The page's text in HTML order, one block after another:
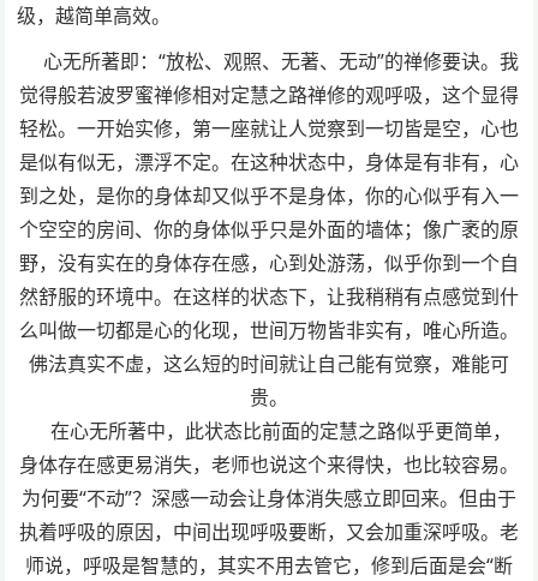
级，越简单高效。
心无所著即：“放松、观照、无著、无动”的禅修要诀。我
觉得般若波罗蜜禅修相对定慧之路禅修的观呼吸，这个显得
轻松。一开始实修，第一座就让人觉察到一切皆是空，心也
是似有似无，漂浮不定。在这种状态中，身体是有非有，心
到之处，是你的身体却又似乎不是身体，你的心似乎有入一
个空空的房间、你的身体似乎只是外面的墙体；像广袤的原
野，没有实在的身体存在感，心到处游荡，似乎你到一个自
然舒服的环境中。在这样的状态下，让我稍稍有点感觉到什
么叫做一切都是心的化现，世间万物皆非实有，唯心所造。
佛法真实不虚，这么短的时间就让自己能有觉察，难能可
贵。
在心无所著中，此状态比前面的定慧之路似乎更简单，
身体存在感更易消失，老师也说这个来得快，也比较容易。
为何要“不动”？深感一动会让身体消失感立即回来。但由于
执着呼吸的原因，中间出现呼吸要断，又会加重深呼吸。老
师说，呼吸是智慧的，其实不用去管它，修到后面是会“断